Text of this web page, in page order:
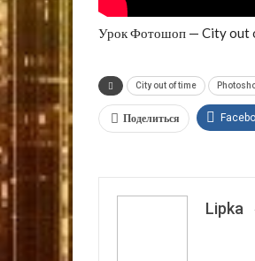
Урок Фотошоп — City out
City out of time
Поделиться
Lipka